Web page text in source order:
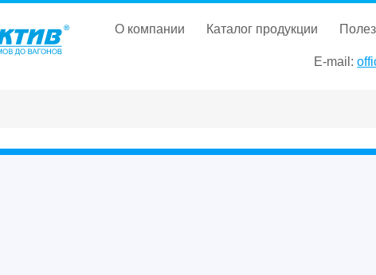
о компании каталог продукции
E-mail: